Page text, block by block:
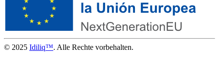
© 2025 Idiliq™. Alle Rechte vorbehalten.